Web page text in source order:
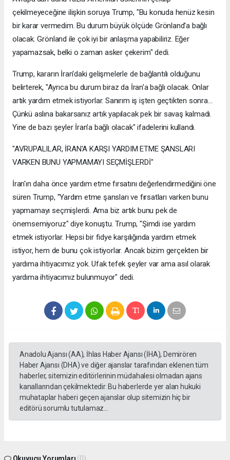
çekilmeyeceğine ilişkin soruya Trump, "Bu konuda henüz kesin
bir karar vermedim. Bu durum büyük ölçüde Grönland'a bağlı
olacak. Grönland ile çok iyi bir anlaşma yapabiliriz. Eğer
yapamazsak, belki o zaman asker çekerim" dedi.
Trump, kararın İran'daki gelişmelerle de bağlantılı olduğunu
belirterek, "Ayrıca bu durum biraz da İran'a bağlı olacak. Onlar
artık yardım etmek istiyorlar. Sanırım iş işten geçtikten sonra...
Çünkü aslına bakarsanız artık yapılacak pek bir savaş kalmadı.
Yine de bazı şeyler İran'a bağlı olacak" ifadelerini kullandı.
"AVRUPALILAR, İRAN'A KARŞI YARDIM ETME ŞANSLARI
VARKEN BUNU YAPMAMAYI SEÇMİŞLERDİ"
İran'ın daha önce yardım etme fırsatını değerlendirmediğini öne
süren Trump, "Yardım etme şansları ve fırsatları varken bunu
yapmamayı seçmişlerdi. Ama biz artık bunu pek de
önemsemiyoruz" diye konuştu. Trump, "Şimdi ise yardım
etmek istiyorlar. Hepsi bir fidye karşılığında yardım etmek
istiyor, hem de bunu çok istiyorlar. Ancak bizim gerçekten bir
yardıma ihtiyacımız yok. Ufak tefek şeyler var ama asıl olarak
yardıma ihtiyacımız bulunmuyor" dedi.
Anadolu Ajansı (AA), İhlas Haber Ajansı (İHA), Demirören
Haber Ajansı (DHA) ve diğer ajanslar tarafından eklenen tüm
haberler, sitemizin editörlerinin müdahalesi olmadan ajans
kanallarından çekilmektedir. Bu haberlerde yer alan hukuki
muhataplar haberi geçen ajanslar olup sitemizin hiç bir
editörü sorumlu tutulamaz...